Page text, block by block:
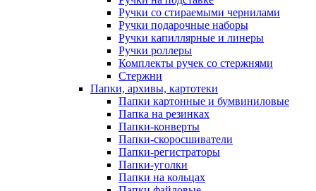
Ручки со стираемыми чернилами
Ручки подарочные наборы
Ручки капиллярные и линеры
Ручки роллеры
Комплекты ручек со стержнями
Стержни
Папки, архивы, картотеки
Папки картонные и бумвиниловые
Папка на резинках
Папки-конверты
Папки-скоросшиватели
Папки-регистраторы
Папки-уголки
Папки на кольцах